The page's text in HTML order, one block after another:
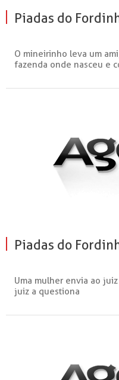
Piadas do
O mineirinho leva um
fazenda onde nasceu e
Piadas do
Uma mulher envia ao
juiz a questiona